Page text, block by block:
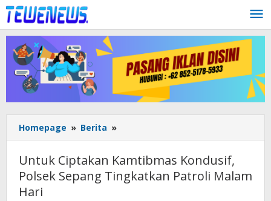
Lewati
ke
konten
Homepage » Berita »
Ciptakan
Kondusif,
Polsek
Untuk Ciptakan Kamtibmas Kondusif,
Polsek Sepang Tingkatkan Patroli Malam
Hari